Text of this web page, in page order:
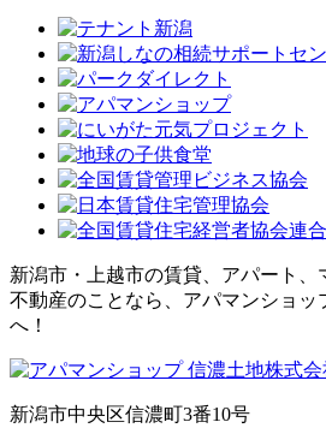
新潟市・上越市の賃貸、アパート、
不動産のことなら、アパマンショッ
へ！
新潟市中央区信濃町3番10号